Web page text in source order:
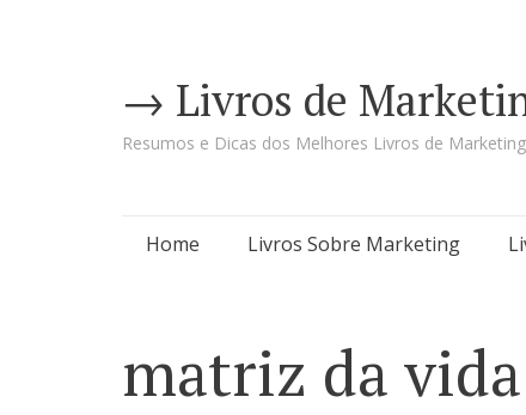
→ Livros de
Resumos e Dicas dos Melhores Livros de
Pular
conteúdo
Home Livros Sobre Marketing
matriz da